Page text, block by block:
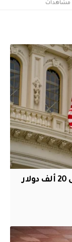
أميركا تقر سندات تأشيرات تصل إلى 20 ألف دولار